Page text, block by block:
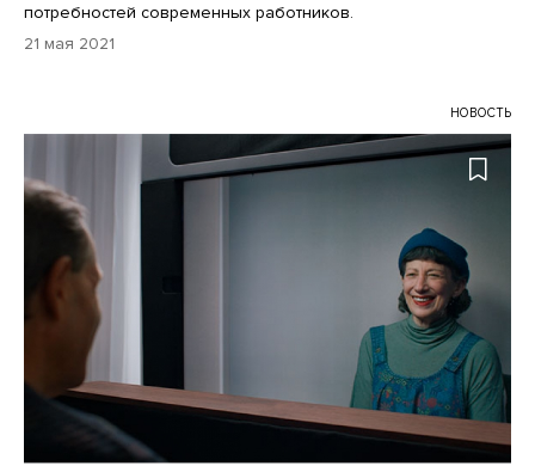
потребностей современных работников.
21 мая 2021
НОВОСТЬ